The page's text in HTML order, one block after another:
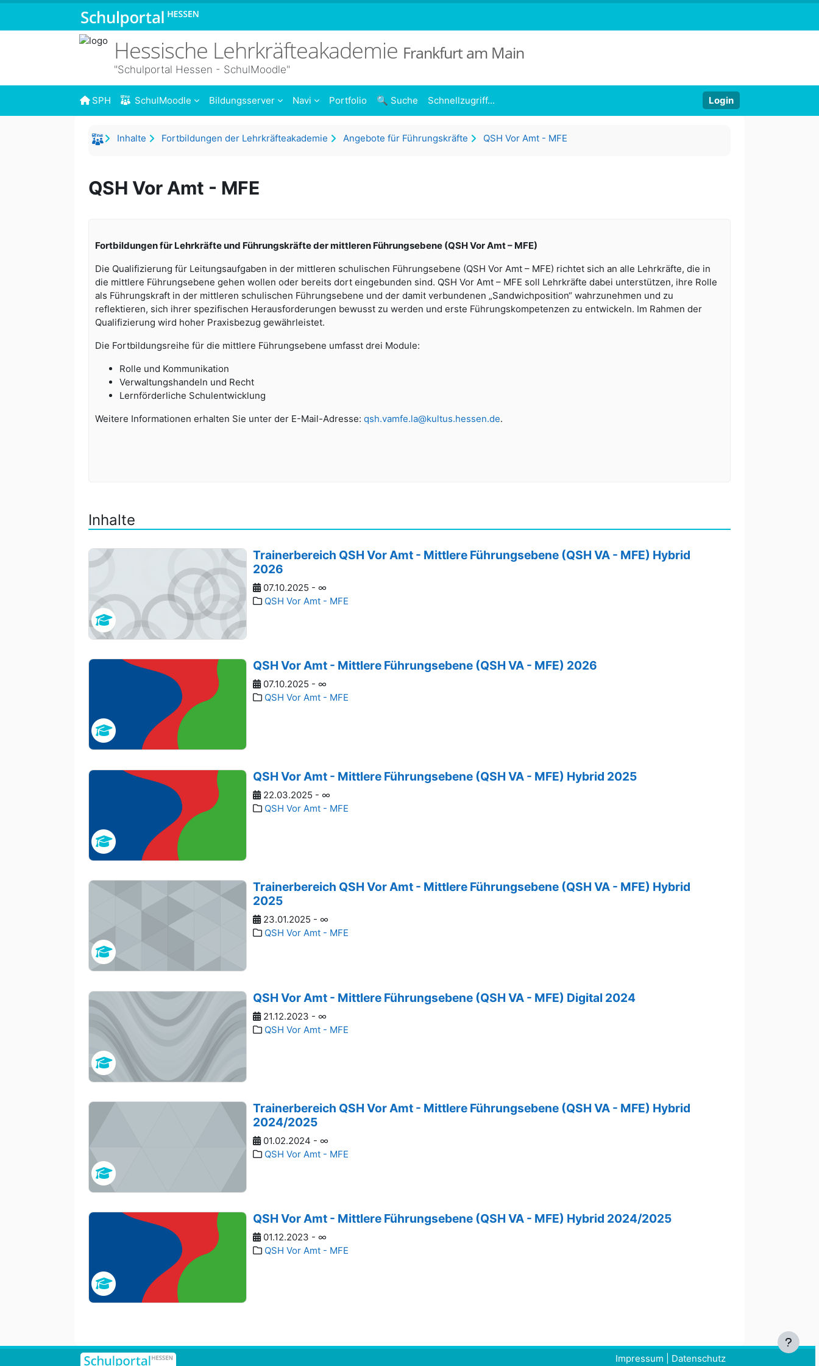
Zum Hauptinhalt
Hessische Lehrkräfteakademie Frankfurt am Main
"Schulportal Hessen - SchulMoodle"
SPH SchulMoodle Bildungsserver Navi Portfolio 🔍 Suche Schnellzugriff... Login
Inhalte Fortbildungen der Lehrkräfteakademie Angebote für Führungskräfte QSH Vor Amt - MFE
QSH Vor Amt - MFE
Fortbildungen für Lehrkräfte und Führungskräfte der mittleren Führungsebene (QSH Vor Amt – MFE)
Die Qualifizierung für Leitungsaufgaben in der mittleren schulischen Führungsebene (QSH Vor Amt – MFE) richtet sich an alle Lehrkräfte, die in
die mittlere Führungsebene gehen wollen oder bereits dort eingebunden sind. QSH Vor Amt – MFE soll Lehrkräfte dabei unterstützen, ihre Rolle
als Führungskraft in der mittleren schulischen Führungsebene und der damit verbundenen „Sandwichposition“ wahrzunehmen und zu
reflektieren, sich ihrer spezifischen Herausforderungen bewusst zu werden und erste Führungskompetenzen zu entwickeln. Im Rahmen der
Qualifizierung wird hoher Praxisbezug gewährleistet.
Die Fortbildungsreihe für die mittlere Führungsebene umfasst drei Module:
Rolle und Kommunikation
Verwaltungshandeln und Recht
Lernförderliche Schulentwicklung
Weitere Informationen erhalten Sie unter der E-Mail-Adresse: qsh.vamfe.la@kultus.hessen.de.
Inhalte
Trainerbereich QSH Vor Amt - Mittlere Führungsebene (QSH VA - MFE) Hybrid
2026
07.10.2025 - ∞
QSH Vor Amt - MFE
QSH Vor Amt - Mittlere Führungsebene (QSH VA - MFE) 2026
07.10.2025 - ∞
QSH Vor Amt - MFE
QSH Vor Amt - Mittlere Führungsebene (QSH VA - MFE) Hybrid 2025
22.03.2025 - ∞
QSH Vor Amt - MFE
Trainerbereich QSH Vor Amt - Mittlere Führungsebene (QSH VA - MFE) Hybrid
2025
23.01.2025 - ∞
QSH Vor Amt - MFE
QSH Vor Amt - Mittlere Führungsebene (QSH VA - MFE) Digital 2024
21.12.2023 - ∞
QSH Vor Amt - MFE
Trainerbereich QSH Vor Amt - Mittlere Führungsebene (QSH VA - MFE)​ Hybrid
2024/2025
01.02.2024 - ∞
QSH Vor Amt - MFE
QSH Vor Amt - Mittlere Führungsebene (QSH VA - MFE)​ Hybrid 2024/2025
01.12.2023 - ∞
QSH Vor Amt - MFE
Impressum Datenschutz